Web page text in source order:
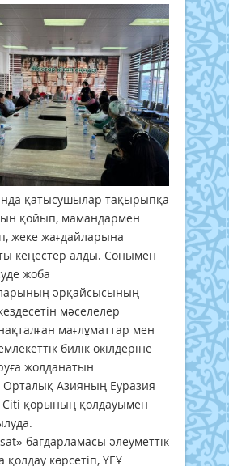
қатысушылар тақырыпқа
қойып, мамандармен
жеке жағдайларына
кеңестер алды. Сонымен
жоба
әрқайсысының
мәселелер
мағлұматтар мен
билік өкілдеріне
жолданатын
Азияның Еуразия
қорының қолдауымен
бағдарламасы әлеуметтік
қолдау көрсетіп, ҮЕҰ